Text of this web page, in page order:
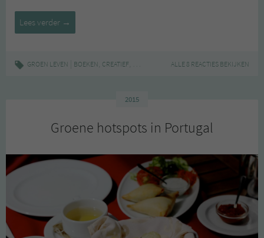
Lees verder Dit
was
(2022)
→
GROEN LEVEN BOEKEN, CREATIEF, DAGBOEK FEBRUARI,KATTEN,LEZEN,
ALLE 8 REACTIES BEKIJKEN
2015
Groene hotspots in Portugal